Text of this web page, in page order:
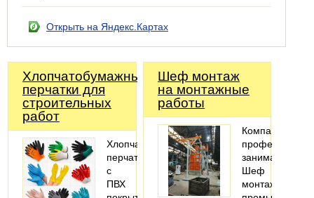
Открыть на Яндекс.Картах
Хлопчатобумажные
перчатки для
строительных
работ
Хлопчатобумажные
перчатки
с
ПВХ
Шеф монтаж
на монтажные
работы
Компания
занимается
Шеф
монтажом